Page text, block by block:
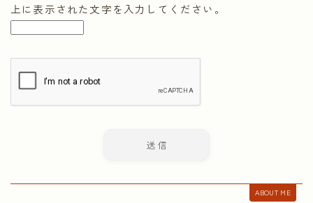
上に表示された文字を入力してください。
ABOUT ME